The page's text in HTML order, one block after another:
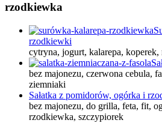
rzodkiewka
rzodkiewki
cytryna, jogurt, kalarepa,
bez majonezu, czerwona cebula,
ziemniaki
Sałatka z pomidorów, ogórka i
bez majonezu, do grilla, feta, fit,
rzodkiewka, szczypiorek